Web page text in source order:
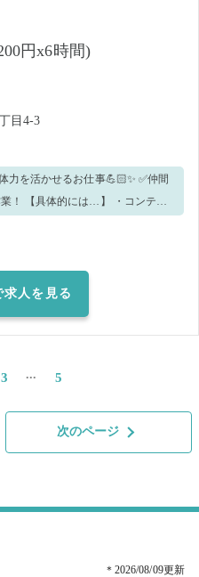
円x6時間)
目4-3
テナ
20kgの物を持つ作業となります
体力に自信のある
荷物を降ろすだけ
🌟 初めての方でも体力があれ
ご対応いただくことをオススメし
求人を見る
3 ... 5
次のページ
＊2026/08/09更新